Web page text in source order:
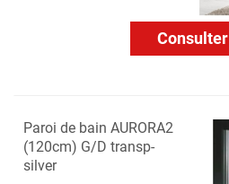
Consulter
Paroi de bain AURORA2
(120cm) G/D transp-
silver